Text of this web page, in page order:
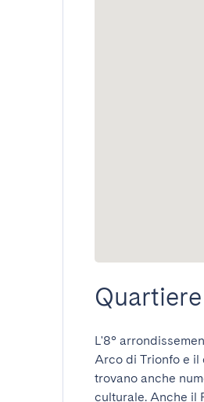
Quartiere
L'8°
Arco di Trionfo e il
trovano anche
culturale. Anche il